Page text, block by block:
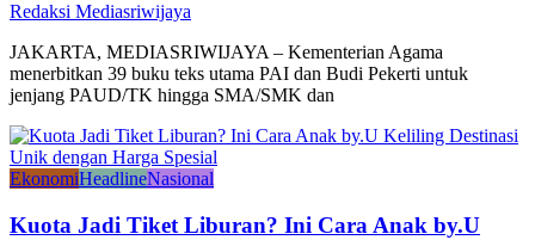
Redaksi Mediasriwijaya
JAKARTA, MEDIASRIWIJAYA – Kementerian Agama
menerbitkan 39 buku teks utama PAI dan Budi Pekerti untuk
jenjang PAUD/TK hingga SMA/SMK dan
EkonomiHeadlineNasional
Kuota Jadi Tiket Liburan? Ini Cara Anak by.U